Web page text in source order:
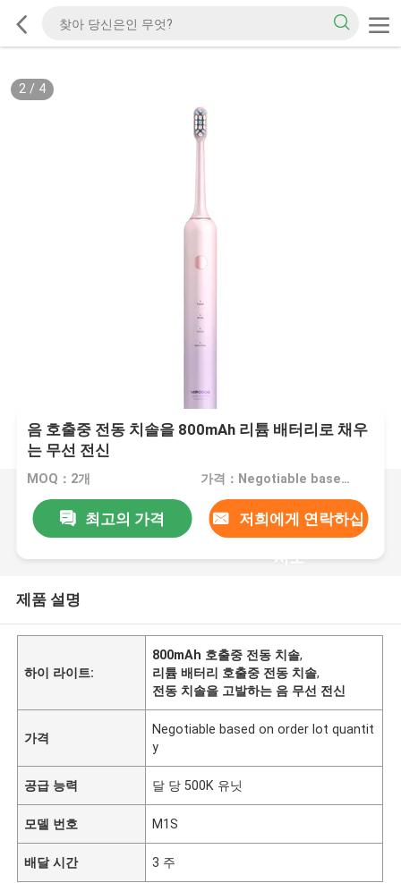
2/ 4
음 호출중 전동 치솔을 800mAh 리튬 배터리로 채우
는 무선 전신
MOQ：2개 가격：Negotiable based on order lot quantity
최고의 가격 저희에게 연락하십
시오
제품 설명
하이 라이트:
800mAh 호출중 전동 치솔,
리튬 배터리 호출중 전동 치솔,
전동 치솔을 고발하는 음 무선 전신
가격
Negotiable based on order lot quantit
y
공급 능력 달 당 500K 유닛
모델 번호 M1S
배달 시간 3 주